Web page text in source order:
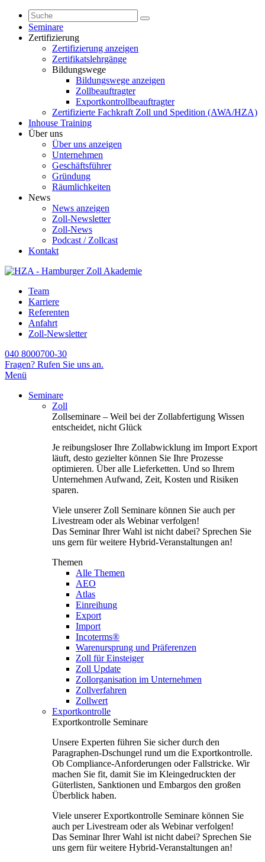
Seminare
Zertifizierung
Zertifizierung anzeigen
Zertifikatslehrgänge
Bildungswege
Bildungswege anzeigen
Zollbeauftragter
Exportkontrollbeauftragter
Zertifizierte Fachkraft Zoll und Spedition (AWA/HZA)
Inhouse Training
Über uns
Über uns anzeigen
Unternehmen
Geschäftsführer
Gründung
Räumlichkeiten
News
News anzeigen
Zoll-Newsletter
Zoll-News
Podcast / Zollcast
Kontakt
Team
Karriere
Referenten
Anfahrt
Zoll-Newsletter
040 8000700-30
Fragen? Rufen Sie uns an.
Menü
Seminare
Zoll
Zollseminare – Weil bei der Zollabfertigung Wissen
entscheidet, nicht Glück
Je reibungsloser Ihre Zollabwicklung im Import Export
läuft, desto gezielter können Sie Ihre Prozesse
optimieren. Über alle Lieferketten. Und so Ihrem
Unternehmen Aufwand, Zeit, Kosten und Risiken
sparen.
Viele unserer Zoll Seminare können Sie auch per
Livestream oder als Webinar verfolgen!
Das Seminar Ihrer Wahl ist nicht dabei? Sprechen Sie
uns gern für weitere Hybrid-Veranstaltungen an!
Themen
Alle Themen
AEO
Atlas
Einreihung
Export
Import
Incoterms®
Warenursprung und Präferenzen
Zoll für Einsteiger
Zoll Update
Zollorganisation im Unternehmen
Zollverfahren
Zollwert
Exportkontrolle
Exportkontrolle Seminare
Unsere Experten führen Sie sicher durch den
Paragraphen-Dschungel rund um die Exportkontrolle.
Ob Compliance-Anforderungen oder Fallstricke. Wir
machen Sie fit, damit Sie im Kleingedruckten der
Güterlisten, Sanktionen und Embargos den großen
Überblick haben.
Viele unserer Exportkontrolle Seminare können Sie
auch per Livestream oder als Webinar verfolgen!
Das Seminar Ihrer Wahl ist nicht dabei? Sprechen Sie
uns gern für weitere Hybrid-Veranstaltungen an!